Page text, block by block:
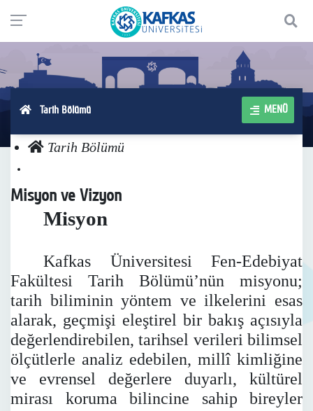
Tarih Bölümü MENÜ
Tarih Bölümü
Misyon ve Vizyon
Misyon
Kafkas Üniversitesi Fen-Edebiyat
Fakültesi Tarih Bölümü’nün misyonu;
tarih biliminin yöntem ve ilkelerini esas
alarak, geçmişi eleştirel bir bakış açısıyla
değerlendirebilen, tarihsel verileri bilimsel
ölçütlerle analiz edebilen, millî kimliğine
ve evrensel değerlere duyarlı, kültürel
mirası koruma bilincine sahip bireyler